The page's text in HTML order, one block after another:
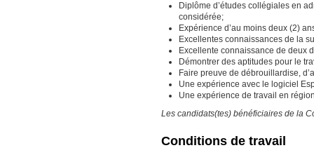
Diplôme d’études collégiales en
considérée;
Expérience d’au moins deux (2)
Excellentes connaissances de la
Excellente connaissance de deux
Démontrer des aptitudes pour le
Faire preuve de débrouillardise,
Une expérience avec le logiciel
Une expérience de travail en
Les candidats(tes) bénéficiaires de la
Conditions de travail